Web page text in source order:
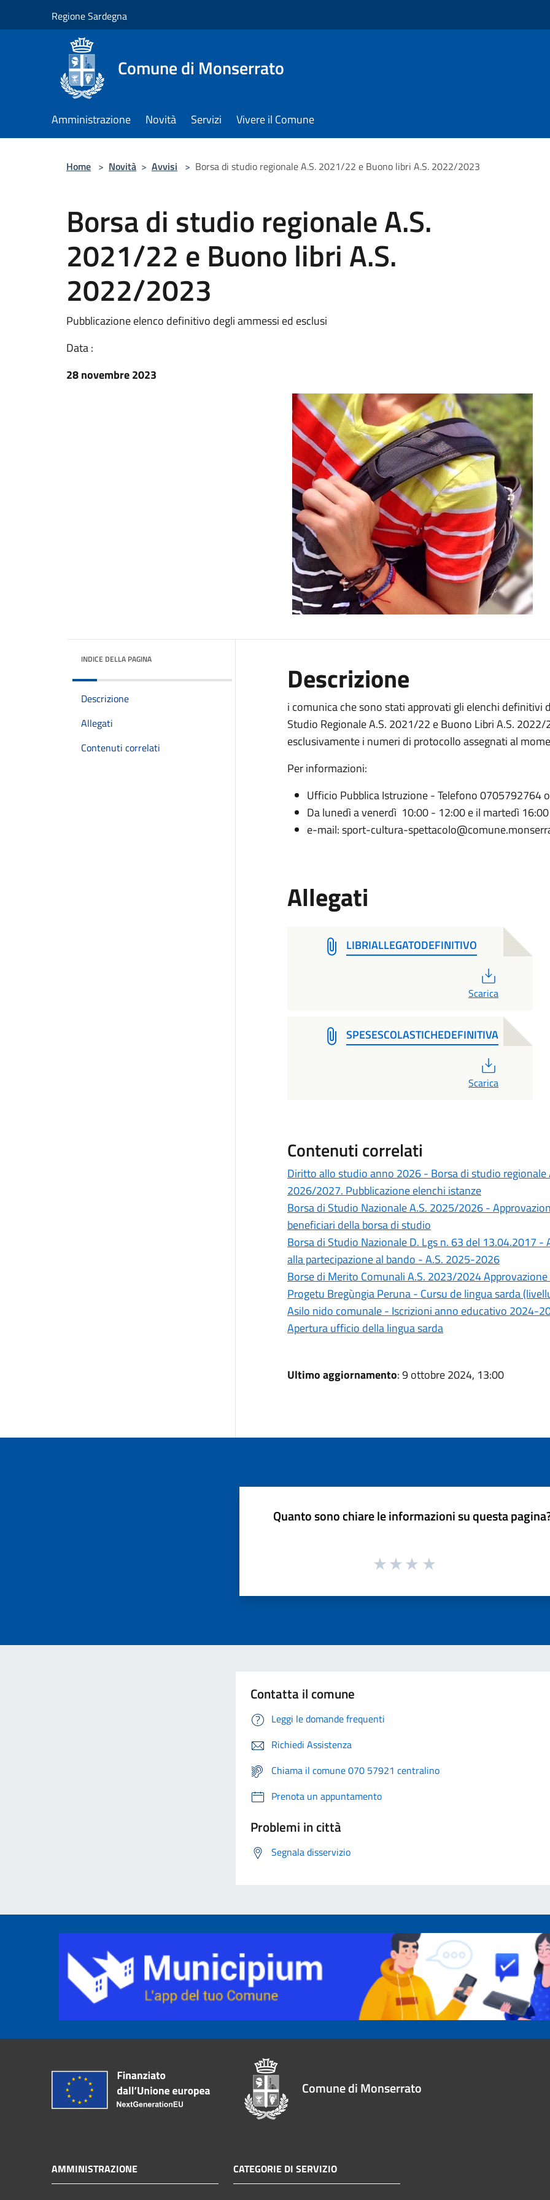
Regione Sardegna
Comune di Monserrato
Amministrazione Novità Servizi Vivere il Comune
Home > Novità > Avvisi > Borsa di studio regionale A.S. 2021/22 e Buono libri A.S. 2022/2023
Borsa di studio regionale A.S.
2021/22 e Buono libri A.S.
2022/2023
Pubblicazione elenco definitivo degli ammessi ed esclusi
Data :
28 novembre 2023
INDICE DELLA PAGINA
Descrizione
Allegati
Contenuti correlati
Descrizione
i comunica che sono stati approvati gli elenchi definitivi
Studio Regionale A.S. 2021/22 e Buono Libri A.S.
esclusivamente i numeri di protocollo assegnati al
Per informazioni:
Ufficio Pubblica Istruzione - Telefono 0705792764
Da lunedì a venerdì 10:00 - 12:00 e il martedì
e-mail: sport-cultura-
Allegati
LIBRIALLEGATODEFINITIVO
Scarica
SPESESCOLASTICHEDEFINITIVA
Scarica
Contenuti correlati
Diritto allo studio anno 2026 - Borsa di studio
2026/2027. Pubblicazione elenchi istanze
Borsa di Studio Nazionale A.S. 2025/2026 -
beneficiari della borsa di studio
Borsa di Studio Nazionale D. Lgs n. 63 del 13.04.2017
alla partecipazione al bando - A.S. 2025-2026
Borse di Merito Comunali A.S. 2023/2024
Progetu Bregùngia Peruna - Cursu de lingua sarda
Asilo nido comunale - Iscrizioni anno educativo 2024-
Apertura ufficio della lingua sarda
Ultimo aggiornamento: 9 ottobre 2024, 13:00
Quanto sono chiare le informazioni su questa
Contatta il comune
Leggi le domande frequenti
Richiedi Assistenza
Chiama il comune 070 57921 centralino
Prenota un appuntamento
Problemi in città
Segnala disservizio
Comune di Monserrato
AMMINISTRAZIONE CATEGORIE DI SERVIZIO